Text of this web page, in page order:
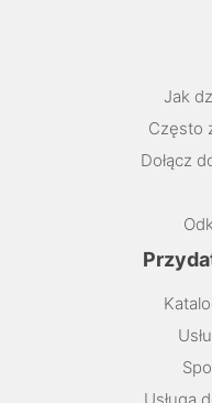
Jak
Często
Dołącz